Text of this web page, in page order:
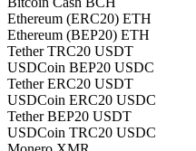
Ethereum (ERC20) ETH
Ethereum (BEP20) ETH
Tether TRC20 USDT
USDCoin BEP20 USDC
Tether ERC20 USDT
USDCoin ERC20 USDC
Tether BEP20 USDT
USDCoin TRC20 USDC